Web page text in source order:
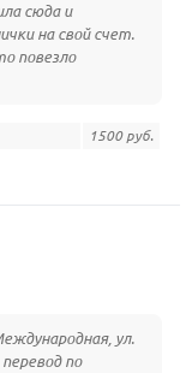
сюда и
на свой счет.
повезло
1500 руб.
ул.
по